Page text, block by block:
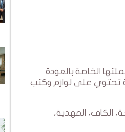
الخاصة بالعودة
تحتوي على لوازم وكتب
جندوبة، باجة، الكاف، المهدية،